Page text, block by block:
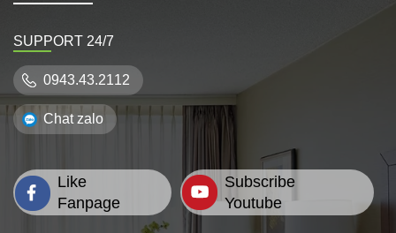
SUPPORT 24/7
0943.43.2112
Chat zalo
Like
Fanpage
Subscribe
Youtube